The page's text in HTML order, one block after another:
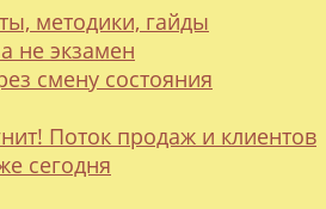
методики, гайды
не экзамен
смену состояния
Поток продаж и клиентов
сегодня